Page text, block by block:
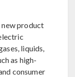
product
liquids,
as high-
consumer